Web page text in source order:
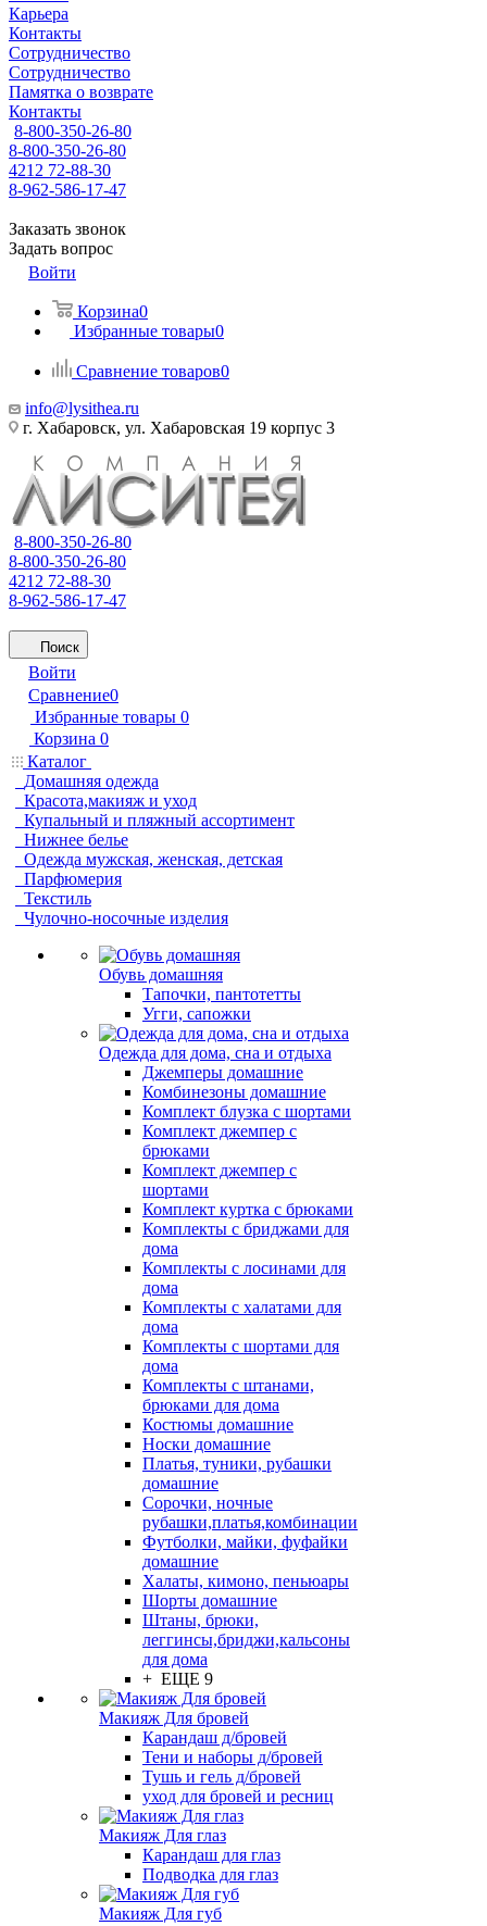
Карьера
Контакты
Сотрудничество
Сотрудничество
Памятка о возврате
Контакты
8-800-350-26-80
8-800-350-26-80
4212 72-88-30
8-962-586-17-47
Заказать звонок
Задать вопрос
Войти
Корзина0
Избранные товары0
Сравнение товаров0
info@lysithea.ru
г. Хабаровск, ул. Хабаровская 19 корпус 3
8-800-350-26-80
8-800-350-26-80
4212 72-88-30
8-962-586-17-47
Поиск
Войти
Сравнение0
Избранные товары 0
Корзина 0
Каталог
Домашняя одежда
Красота,макияж и уход
Купальный и пляжный ассортимент
Нижнее белье
Одежда мужская, женская, детская
Парфюмерия
Текстиль
Чулочно-носочные изделия
Обувь домашняя
Тапочки, пантотетты
Угги, сапожки
Одежда для дома, сна и отдыха
Джемперы домашние
Комбинезоны домашние
Комплект блузка с шортами
Комплект джемпер с
брюками
Комплект джемпер с
шортами
Комплект куртка с брюками
Комплекты с бриджами для
дома
Комплекты с лосинами для
дома
Комплекты с халатами для
дома
Комплекты с шортами для
дома
Комплекты с штанами,
брюками для дома
Костюмы домашние
Носки домашние
Платья, туники, рубашки
домашние
Сорочки, ночные
рубашки,платья,комбинации
Футболки, майки, фуфайки
домашние
Халаты, кимоно, пеньюары
Шорты домашние
Штаны, брюки,
леггинсы,бриджи,кальсоны
для дома
+ ЕЩЕ 9
Макияж Для бровей
Карандаш д/бровей
Тени и наборы д/бровей
Тушь и гель д/бровей
уход для бровей и ресниц
Макияж Для глаз
Карандаш для глаз
Подводка для глаз
Макияж Для губ